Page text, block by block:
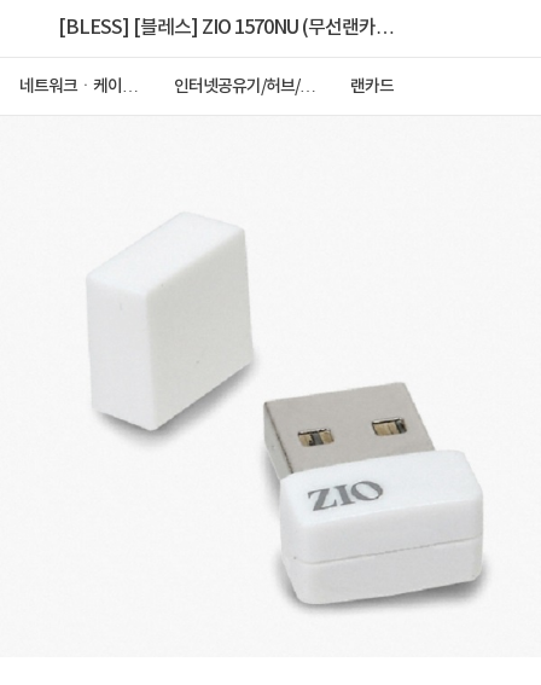
[BLESS] [블레스] ZIO 1570NU (무선랜카
네트워크ㆍ케이블
인터넷공유기/허브/랜
랜카드